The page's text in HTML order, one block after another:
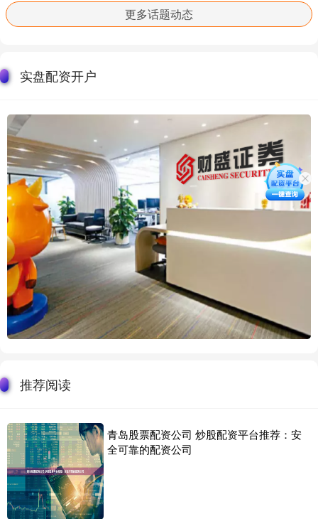
更多话题动态
实盘配资开户
推荐阅读
青岛股票配资公司 炒股配资平台推荐：安
全可靠的配资公司